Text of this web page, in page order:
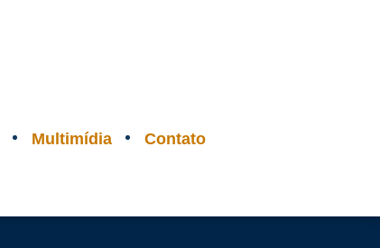
Multimídia Contato